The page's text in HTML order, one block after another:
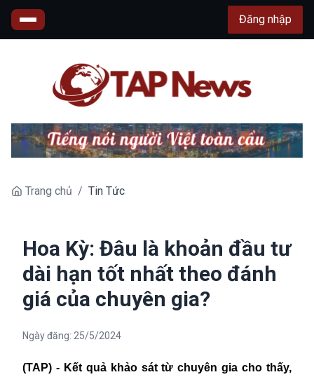
Đăng nhập
Trang chủ / Tin Tức
Hoa Kỳ: Đâu là khoản đầu tư
dài hạn tốt nhất theo đánh
giá của chuyên gia?
Ngày đăng: 25/5/2024
(TAP) - Kết quả khảo sát từ chuyên gia cho thấy,